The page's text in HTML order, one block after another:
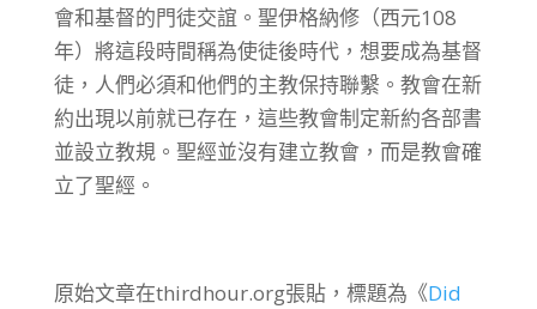
會和基督的門徒交誼。聖伊格納修（西元108
年）將這段時間稱為使徒後時代，想要成為基督
徒，人們必須和他們的主教保持聯繫。教會在新
約出現以前就已存在，這些教會制定新約各部書
並設立教規。聖經並沒有建立教會，而是教會確
立了聖經。
原始文章在thirdhour.org張貼，標題為《Did